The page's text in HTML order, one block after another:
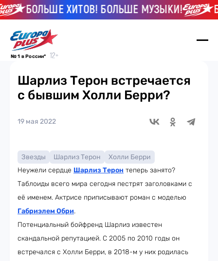
БОЛЬШЕ ХИТОВ! БОЛЬШЕ МУЗЫКИ!
№ 1 в России*
Шарлиз Терон встречается
с бывшим Холли Берри?
19 мая 2022
Звезды Шарлиз Терон
Холли Берри
Неужели сердце Шарлиз Терон теперь занято?
Таблоиды всего мира сегодня пестрят заголовками с
её именем. Актрисе приписывают роман с моделью
Габриэлем Обри.
Потенциальный бойфренд Шарлиз известен
скандальной репутацией. С 2005 по 2010 годы он
встречался с Холли Берри, в 2018-м у них родилась